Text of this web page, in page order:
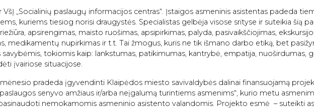
VšĮ „Socialinių paslaugų informacijos centras“. Įstaigos asmeninis asistentas padeda
kuriems tiesiog norisi draugystės. Specialistas gelbėja visose srityse ir suteikia šią
apsirengimas, maisto ruošimas, apsipirkimas, palyda, pasivaikščiojimas,
medikamentų nupirkimas ir t.t. Tai žmogus, kuris ne tik išmano darbo etiką, bet
tokiomis kaip: lankstumas, patikimumas, kantrybė, empatija, nuoširdumas,
įvairiose situacijose.
pradeda įgyvendinti Klaipėdos miesto savivaldybės dalinai finansuojamą
senyvo amžiaus ir/arba neįgalumą turintiems asmenims“, kurio metu
nemokamomis asmeninio asistento valandomis. Projekto esmė – suteikti